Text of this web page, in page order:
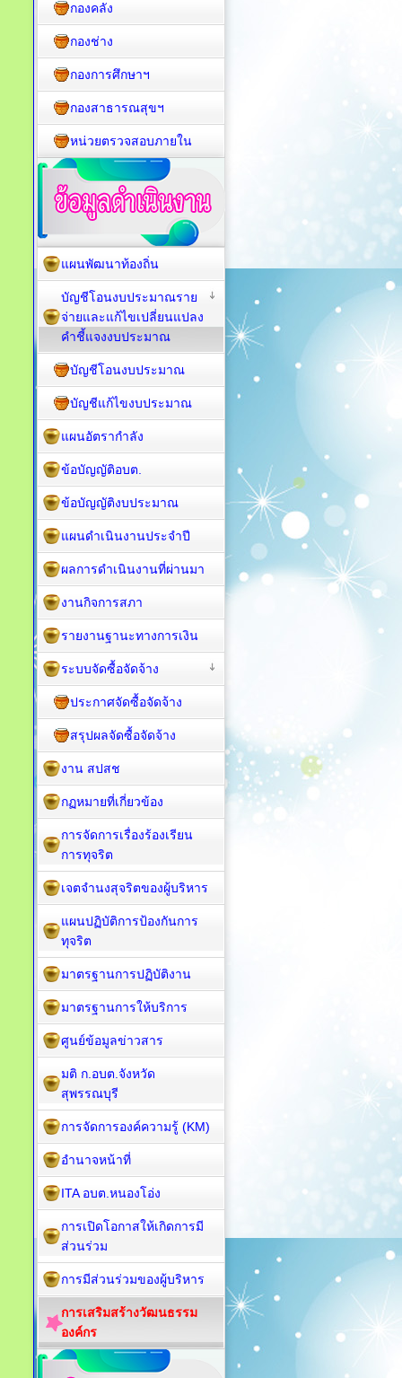
กองคลัง
กองช่าง
กองการศึกษาฯ
กองสาธารณสุขฯ
หน่วยตรวจสอบภายใน
แผนพัฒนาท้องถิ่น
บัญชีโอนงบประมาณราย
จ่ายและแก้ไขเปลี่ยนแปลง
คำชี้แจงงบประมาณ
บัญชีโอนงบประมาณ
บัญชีแก้ไขงบประมาณ
แผนอัตรากำลัง
ข้อบัญญัติอบต.
ข้อบัญญัติงบประมาณ
แผนดำเนินงานประจำปี
ผลการดำเนินงานที่ผ่านมา
งานกิจการสภา
รายงานฐานะทางการเงิน
ระบบจัดซื้อจัดจ้าง
ประกาศจัดซื้อจัดจ้าง
สรุปผลจัดซื้อจัดจ้าง
งาน สปสช
กฏหมายที่เกี่ยวข้อง
การจัดการเรื่องร้องเรียน
การทุจริต
เจตจำนงสุจริตของผู้บริหาร
แผนปฏิบัติการป้องกันการ
ทุจริต
มาตรฐานการปฏิบัติงาน
มาตรฐานการให้บริการ
ศูนย์ข้อมูลข่าวสาร
มติ ก.อบต.จังหวัด
สุพรรณบุรี
การจัดการองค์ความรู้ (KM)
อำนาจหน้าที่
ITA อบต.หนองโอ่ง
การเปิดโอกาสให้เกิดการมี
ส่วนร่วม
การมีส่วนร่วมของผู้บริหาร
การเสริมสร้างวัฒนธรรม
องค์กร